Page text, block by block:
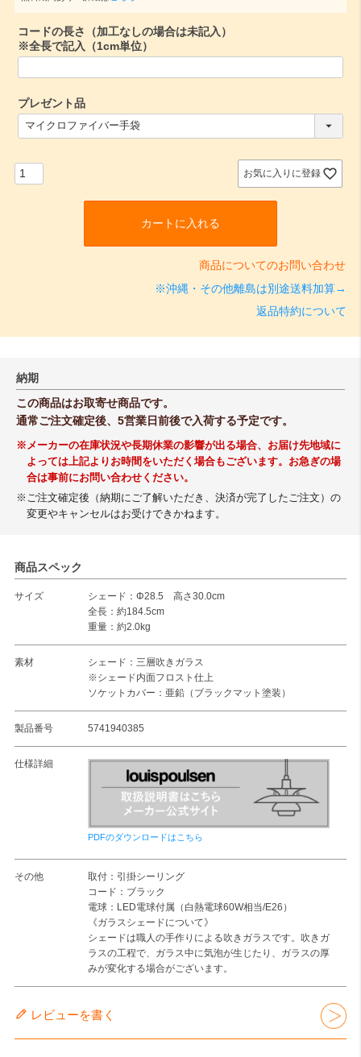
須
)
コードの長さ（加工なしの場合は未記入）
※全長で記入（1cm単位）
プレゼント品
必
お気に入りに登録
カートに入れる
商品についてのお問い合わせ
※沖縄・その他離島は別途送料加算→
返品特約について
納期
この商品はお取寄せ商品です。
通常ご注文確定後、5営業日前後で入荷する予定です。
※メーカーの在庫状況や長期休業の影響が出る場合、お届け先地域に
よっては上記よりお時間をいただく場合もございます。お急ぎの場
合は事前にお問い合わせください。
※ご注文確定後（納期にご了解いただき、決済が完了したご注文）の
変更やキャンセルはお受けできかねます。
商品スペック
サイズ
シェード：Φ28.5 高さ30.0cm
全長：約184.5cm
重量：約2.0kg
素材
シェード：三層吹きガラス
※シェード内面フロスト仕上
ソケットカバー：亜鉛（ブラックマット塗装）
製品番号 5741940385
仕様詳細
PDFのダウンロードはこちら
その他
取付：引掛シーリング
コード：ブラック
電球：LED電球付属（白熱電球60W相当/E26）
《ガラスシェードについて》
シェードは職人の手作りによる吹きガラスです。吹きガ
ラスの工程で、ガラス中に気泡が生じたり、ガラスの厚
みが変化する場合がございます。
レビューを書く